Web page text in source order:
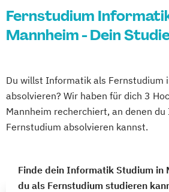
Fernstudium
Mannheim - Dein
Du willst Informatik als Fernstudium
absolvieren? Wir haben für dich 3
Mannheim recherchiert, an denen
Fernstudium absolvieren kannst.
Finde dein Informatik Studium in
du als Fernstudium studieren